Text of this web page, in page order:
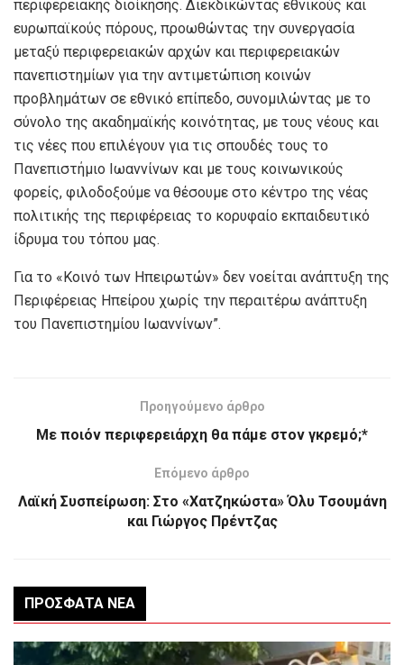
περιφερειακής διοίκησης. Διεκδικώντας εθνικούς και
ευρωπαϊκούς πόρους, προωθώντας την συνεργασία
μεταξύ περιφερειακών αρχών και περιφερειακών
πανεπιστημίων για την αντιμετώπιση κοινών
προβλημάτων σε εθνικό επίπεδο, συνομιλώντας με το
σύνολο της ακαδημαϊκής κοινότητας, με τους νέους και
τις νέες που επιλέγουν για τις σπουδές τους το
Πανεπιστήμιο Ιωαννίνων και με τους κοινωνικούς
φορείς, φιλοδοξούμε να θέσουμε στο κέντρο της νέας
πολιτικής της περιφέρειας το κορυφαίο εκπαιδευτικό
ίδρυμα του τόπου μας.
Για το «Κοινό των Ηπειρωτών» δεν νοείται ανάπτυξη της
Περιφέρειας Ηπείρου χωρίς την περαιτέρω ανάπτυξη
του Πανεπιστημίου Ιωαννίνων”.
Προηγούμενο άρθρο
Με ποιόν περιφερειάρχη θα πάμε στον γκρεμό;*
Επόμενο άρθρο
Λαϊκή Συσπείρωση: Στο «Χατζηκώστα» Όλυ Τσουμάνη
και Γιώργος Πρέντζας
ΠΡΌΣΦΑΤΑ ΝΈΑ